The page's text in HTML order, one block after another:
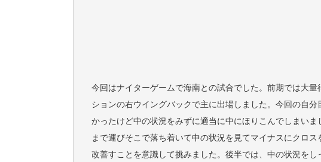
今回はナイターゲームで海南との試合でした。前期では大
ションの右ウイングバックで主に出場しました。今回の自
かったけど中の状況をみずに適当に中にほりこんでしまい
まで運びそこで落ち着いて中の状況を見てマイナスにクロ
改善すことを意識して挑みました。後半では、中の状況を